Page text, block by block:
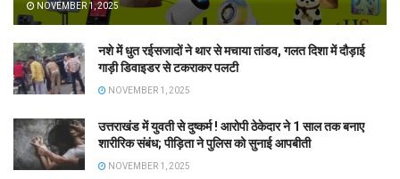
NOVEMBER 1, 2025
नशे में धुत रईसजादों ने थार से मचाया तांडव, गलत दिशा में दौड़ाई
गाड़ी डिवाइडर से टकराकर पलटी
NOVEMBER 1, 2025
उत्तराखंड में युवती से दुष्कर्म ! आरोपी ठेकेदार ने 1 साल तक बनाए
शारीरिक संबंध; पीड़िता ने पुलिस को सुनाई आपबीती
NOVEMBER 1, 2025